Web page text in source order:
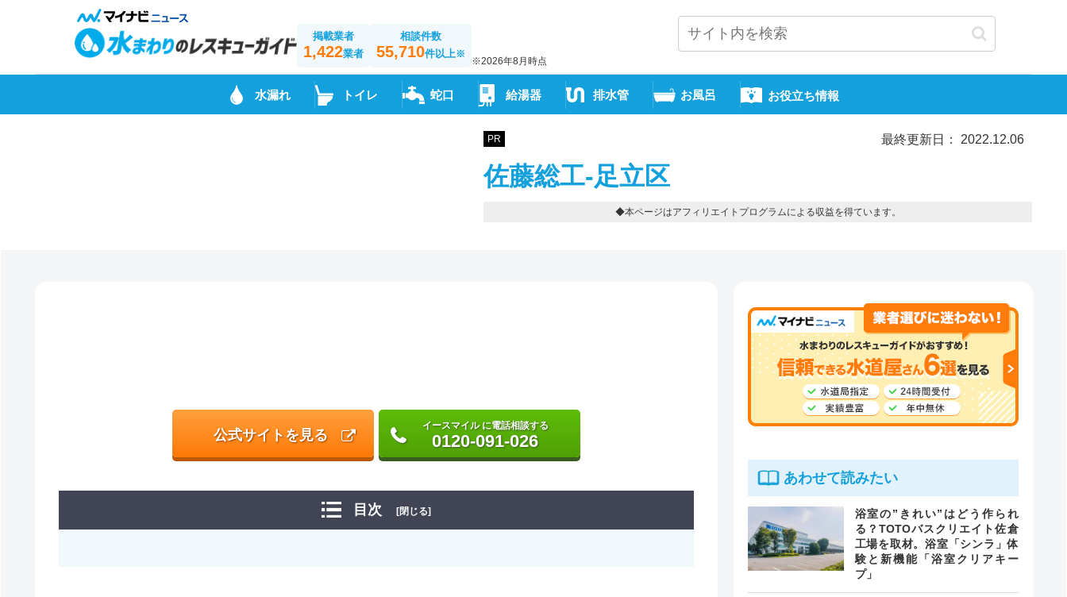
掲載業者
1,422業者
相談件数
55,710件以上※
※2026年8月時点
水漏れ トイレ 蛇口 給湯器 排水管 お風呂 お役立ち情報
PR 最終更新日： 2022.12.06
佐藤総工-足立区
◆本ページはアフィリエイトプログラムによる収益を得ています。
公式サイトを見る
イースマイル に電話相談する
0120-091-026
目次 [閉じる]
あわせて読みたい
浴室の”きれい”はどう作られ
る？TOTOバスクリエイト佐倉
工場を取材。浴室「シンラ」体
験と新機能「浴室クリアキー
プ」